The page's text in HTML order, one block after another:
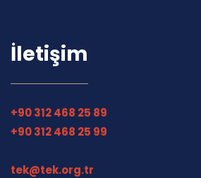
İletişim
+90 312 468 25 89
+90 312 468 25 99
tek@tek.org.tr